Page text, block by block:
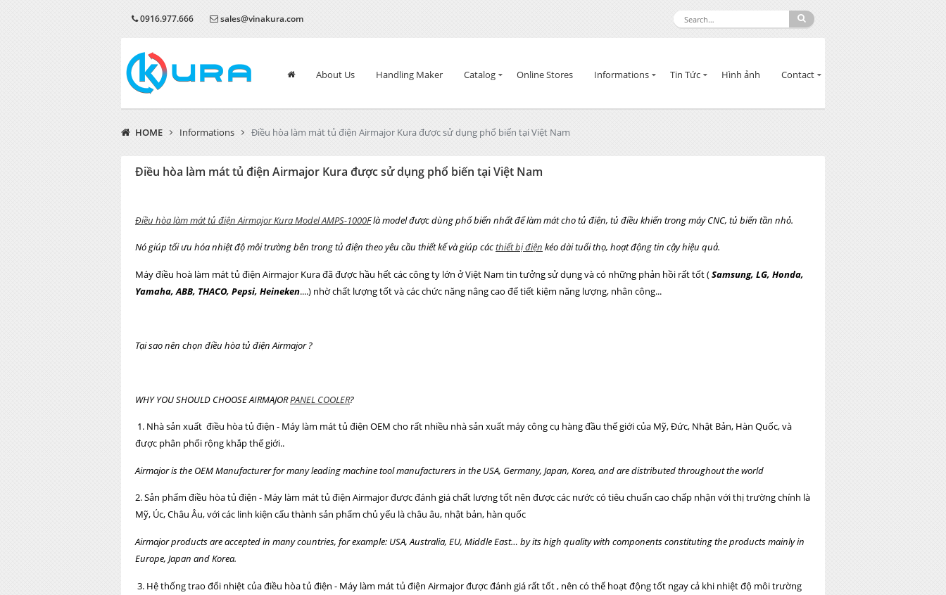
0916.977.666 sales@vinakura.com
About Us Handling Maker Catalog Online Stores Informations Tin Tức Hình ảnh Contact
HOME Informations Điều hòa làm mát tủ điện Airmajor Kura được sử dụng phổ biến tại Việt Nam
Điều hòa làm mát tủ điện Airmajor Kura được sử dụng phổ biến tại Việt Nam
Điều hòa làm mát tủ điện Airmajor Kura Model AMPS-1000Flà model được dùng phổ biến nhất để làm mát cho tủ điện, tủ điều khiển trong máy CNC, tủ biến tần nhỏ.
Nó giúp tối ưu hóa nhiệt độ môi trường bên trong tủ điện theo yêu cầu thiết kế và giúp cácthiết bị điện kéo dài tuổi thọ, hoạt động tin cậy hiệu quả.
Máy điều hoà làm mát tủ điện Airmajor Kura đã được hầu hết các công ty lớn ở Việt Nam tin tưởng sử dụng và có những phản hồi rất tốt (Samsung, LG, Honda,
Yamaha, ABB, THACO, Pepsi, Heineken....) nhờ chất lượng tốt và các chức năng nâng cao để tiết kiệm năng lượng, nhân công...
Tại sao nên chọn điều hòa tủ điệnAirmajor ?
WHY YOU SHOULD CHOOSE AIRMAJORPANEL COOLER?
1. Nhà sản xuất điều hòa tủ điện - Máy làm mát tủ điện OEM cho rất nhiều nhà sản xuất máy công cụ hàng đầu thế giới của Mỹ, Đức, Nhật Bản, Hàn Quốc, và
được phân phối rộng khắp thế giới..
Airmajor is the OEM Manufacturer for many leading machine tool manufacturers in the USA, Germany, Japan, Korea, and are distributed throughout the world
2. Sản phẩm điều hòa tủ điện - Máy làm mát tủ điện Airmajor được đánh giá chất lượng tốt nên được các nước có tiêu chuẩn cao chấp nhận với thị trường chính là
Mỹ, Úc, Châu Âu, với các linh kiện cấu thành sản phẩm chủ yếu là châu âu, nhật bản, hàn quốc
Airmajor products are accepted in many countries, for example: USA, Australia, EU, Middle East… by its high quality with components constituting the products mainly in
Europe, Japan and Korea.
3. Hệ thống trao đổi nhiệt của điều hòa tủ điện - Máy làm mát tủ điện Airmajor được đánh giá rất tốt , nên có thể hoạt động tốt ngay cả khi nhiệt độ môi trường